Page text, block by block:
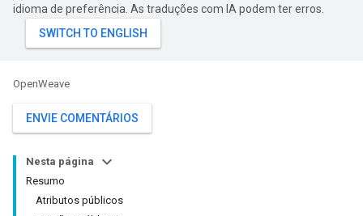
idioma de preferência. As traduções com IA podem ter erros.
OpenWeave
ENVIE COMENTÁRIOS
Nesta página
Resumo
Atributos públicos